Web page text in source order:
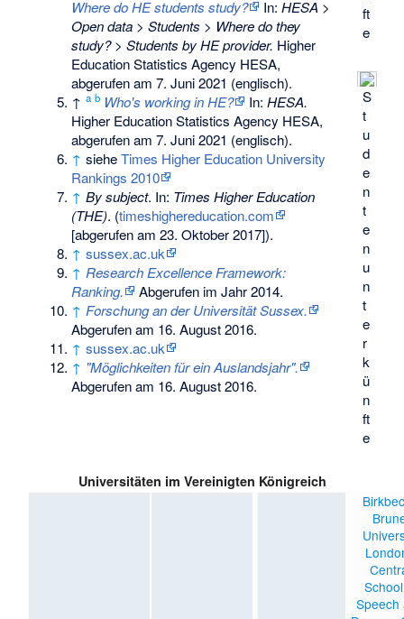
ft
e
S
t
u
d
e
n
t
e
n
u
n
t
e
r
k
ü
n
ft
e
Where do HE students study?
In:HESA >
Open data > Students > Where do they
study? > Students by HE provider. Higher
Education Statistics Agency HESA,
abgerufen am 7. Juni 2021 (englisch).
↑a b Who's working in HE? In:HESA.
Higher Education Statistics Agency HESA,
abgerufen am 7. Juni 2021 (englisch).
↑ sieheTimes Higher Education University
Rankings 2010
↑ By subject. In: Times Higher Education
(THE). (timeshighereducation.com
[abgerufen am 23. Oktober 2017]).
↑ sussex.ac.uk
↑ Research Excellence Framework:
Ranking.
Abgerufen im Jahr 2014.
↑ Forschung an der Universität Sussex.
Abgerufen am 16. August 2016.
↑ sussex.ac.uk
↑ "Möglichkeiten für ein Auslandsjahr".
Abgerufen am 16. August 2016.
Universitäten im Vereinigten Königreich
Speech